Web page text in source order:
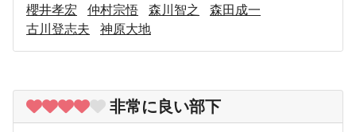
櫻井孝宏
仲村宗悟 森川智之
森田成一
古川登志夫
神原大地
非常に良い部下